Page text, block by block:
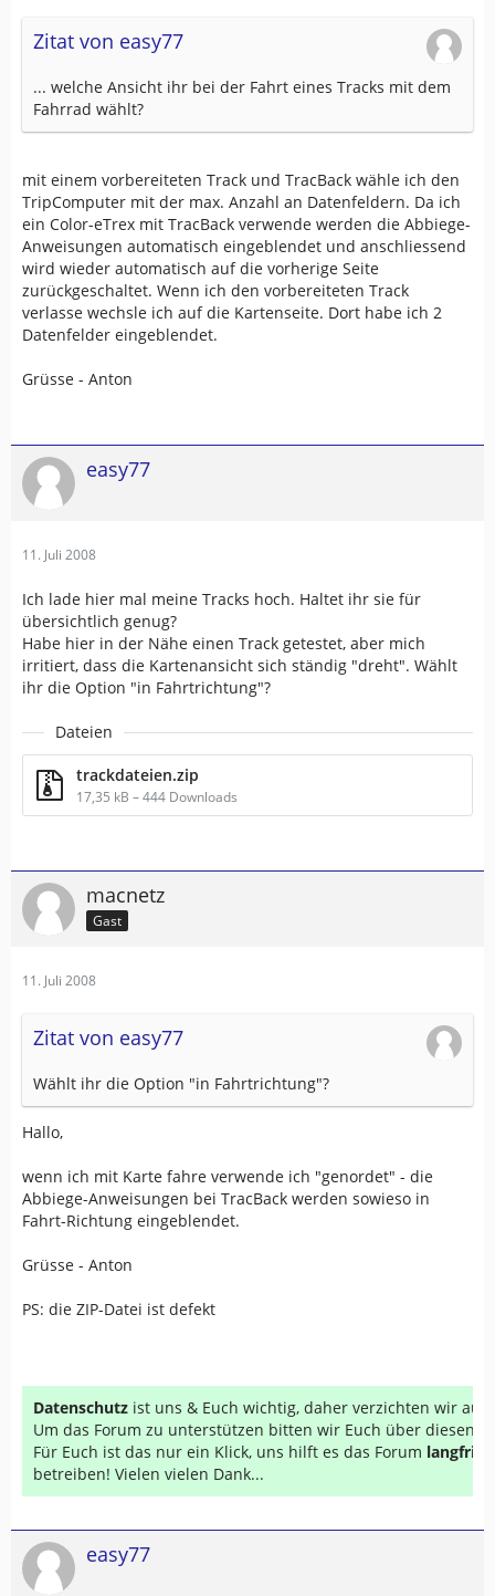
Zitat von easy77
... welche Ansicht ihr bei der Fahrt eines Tracks mit dem
Fahrrad wählt?
mit einem vorbereiteten Track und TracBack wähle ich den
TripComputer mit der max. Anzahl an Datenfeldern. Da ich
ein Color-eTrex mit TracBack verwende werden die Abbiege-
Anweisungen automatisch eingeblendet und anschliessend
wird wieder automatisch auf die vorherige Seite
zurückgeschaltet. Wenn ich den vorbereiteten Track
verlasse wechsle ich auf die Kartenseite. Dort habe ich 2
Datenfelder eingeblendet.
Grüsse - Anton
easy77
11. Juli 2008
Ich lade hier mal meine Tracks hoch. Haltet ihr sie für
übersichtlich genug?
Habe hier in der Nähe einen Track getestet, aber mich
irritiert, dass die Kartenansicht sich ständig "dreht". Wählt
ihr die Option "in Fahrtrichtung"?
Dateien
trackdateien.zip
17,35 kB – 444 Downloads
macnetz
Gast
11. Juli 2008
Zitat von easy77
Wählt ihr die Option "in Fahrtrichtung"?
Hallo,
wenn ich mit Karte fahre verwende ich "genordet" - die
Abbiege-Anweisungen bei TracBack werden sowieso in
Fahrt-Richtung eingeblendet.
Grüsse - Anton
PS: die ZIP-Datei ist defekt
Datenschutz ist uns & Euch wichtig, daher verzichten wir auf
Um das Forum zu unterstützen bitten wir Euch über diesen
Für Euch ist das nur ein Klick, uns hilft es das Forum
betreiben! Vielen vielen Dank...
easy77